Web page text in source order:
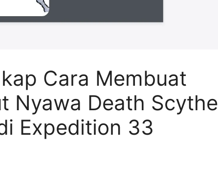
Cara Membuat
Nyawa Death Scythe
Expedition 33